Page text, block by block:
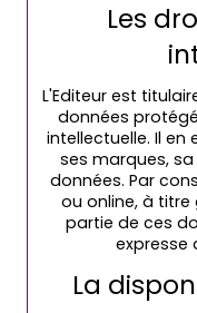
Les
L'Editeur est
données
intellectuelle. Il
ses marques,
données. Par
ou online, à
partie de ces
expresse
La